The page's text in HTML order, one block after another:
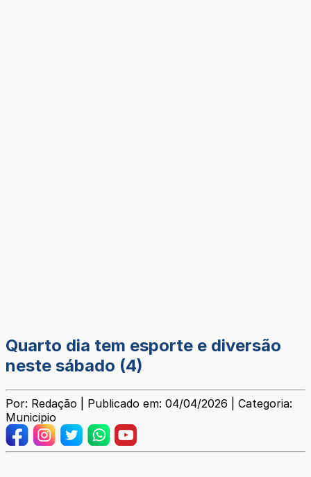
Quarto dia tem esporte e diversão
neste sábado (4)
Por: Redação | Publicado em: 04/04/2026 | Categoria:
Municipio